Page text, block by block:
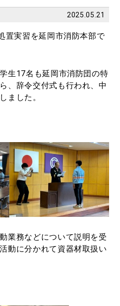
2025.05.21
置実習を延岡市消防本部で
生17名も延岡市消防団の特
、辞令交付式も行われ、中
ました。
業務などについて説明を受
動に分かれて資器材取扱い